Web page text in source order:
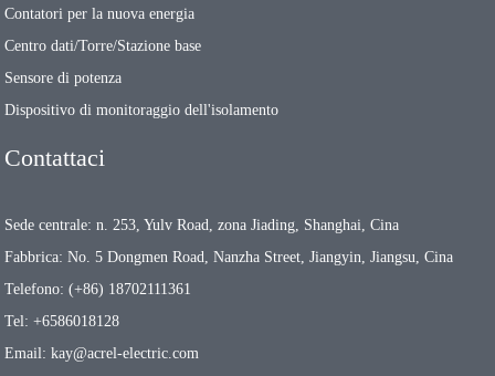
Contatori per la nuova energia
Centro dati/Torre/Stazione base
Sensore di potenza
Dispositivo di monitoraggio dell'isolamento
Contattaci
Sede centrale: n. 253, Yulv Road, zona Jiading, Shanghai, Cina
Fabbrica: No. 5 Dongmen Road, Nanzha Street, Jiangyin, Jiangsu, Cina
Telefono: (+86) 18702111361
Tel: +6586018128
Email: kay@acrel-electric.com